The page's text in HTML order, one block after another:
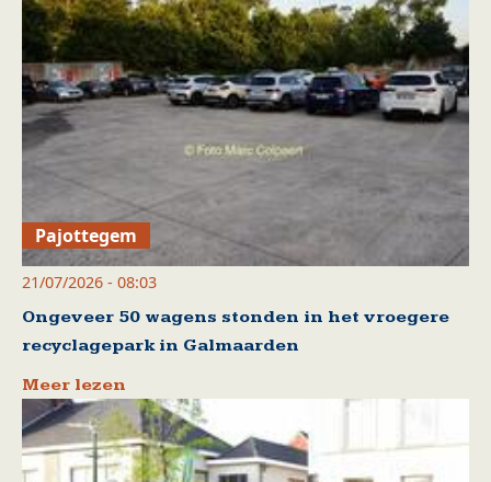
Pajottegem
21/07/2026 - 08:03
Ongeveer 50 wagens stonden in het vroegere
recyclagepark in Galmaarden
Meer lezen